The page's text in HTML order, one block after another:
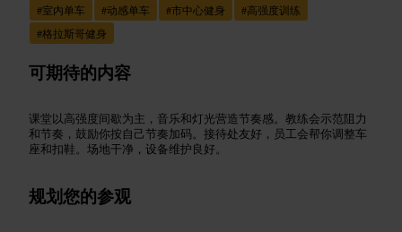
#室内单车 #动感单车 #市中心健身 #高强度训练
#格拉斯哥健身
可期待的内容
课堂以高强度间歇为主，音乐和灯光营造节奏感。教练会示范阻力
和节奏，鼓励你按自己节奏加码。接待处友好，员工会帮你调整车
座和扣鞋。场地干净，设备维护良好。
规划您的参观